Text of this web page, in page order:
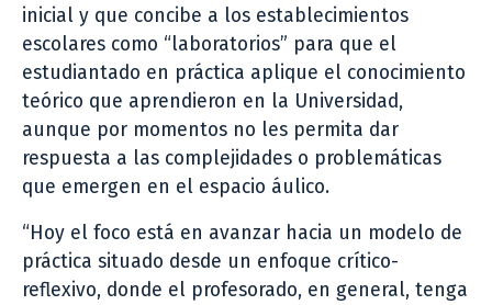
inicial y que concibe a los establecimientos
escolares como “laboratorios” para que el
estudiantado en práctica aplique el conocimiento
teórico que aprendieron en la Universidad,
aunque por momentos no les permita dar
respuesta a las complejidades o problemáticas
que emergen en el espacio áulico.
“Hoy el foco está en avanzar hacia un modelo de
práctica situado desde un enfoque crítico-
reflexivo, donde el profesorado, en general, tenga